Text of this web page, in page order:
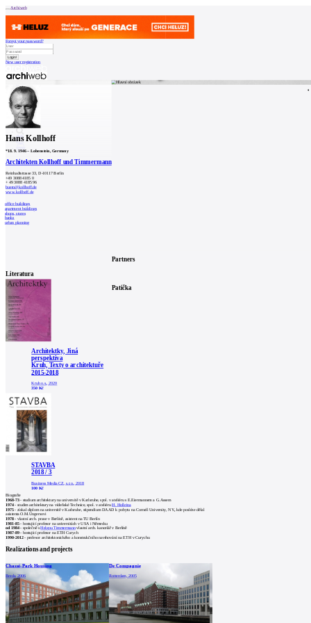
Archiweb
Forgot your password?
New user registration
News
Architects
Buildings
Catalogue
E-shop
Job find
157
cz
Hans Kollhoff
*18. 9. 1946– Lobenstein, Germany
Architekten Kollhoff und Timmermann
Reinhadtstrasse 33, D-10117 Berlin
+49 3088 4185 0
+ 49 3088 4185 96
buero@kollhoff.de
www.kollhoff.de
office buildings
apartment buildings
shops, stores
banks
urban planning
Literatura
Architektky, Jiná
perspektiva
Kruh, Texty o architektuře
2015-2018
Kruh o.s., 2020
350 Kč
STAVBA
2018 / 3
Business Media CZ, s.r.o., 2018
100 Kč
Biografie
1968-73- studium architektury na universitě v Karlsruhe, spol. v ateliéru s E.Eiermannem a G.Assem
1974- studim architektury na vídeňské Technice, spol. v ateliéruH. Holleina
1975- získal diplom na universitě v Karlsruhe, stipendium DAAD k pobytu na Cornell University, NY ,kde posléze dělal
asistenta O.M.Ungersovi
1978 - vlastní arch. praxe v Berlíně, asistent na TU Berlín
1981-85- hostující profesor na universitách v USA i Německu
od 1984- společně sHelgou Timmermannvlastní arch. kancelář v Berlíně
1987-89- hostující profesor na ETH Curych
1990-2012- profesor architektonického a konstrukčního navrhování na ETH v Curychu
Realizations and projects
Chassé-Park Housing
Breda, 2006
De Compagnie
Rotterdam, 2005
Partners
Patička